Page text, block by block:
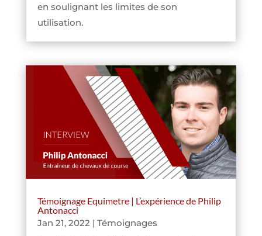
en soulignant les limites de son
utilisation.
Témoignage Equimetre | L’expérience de Philip
Antonacci
Jan 21, 2022 | Témoignages